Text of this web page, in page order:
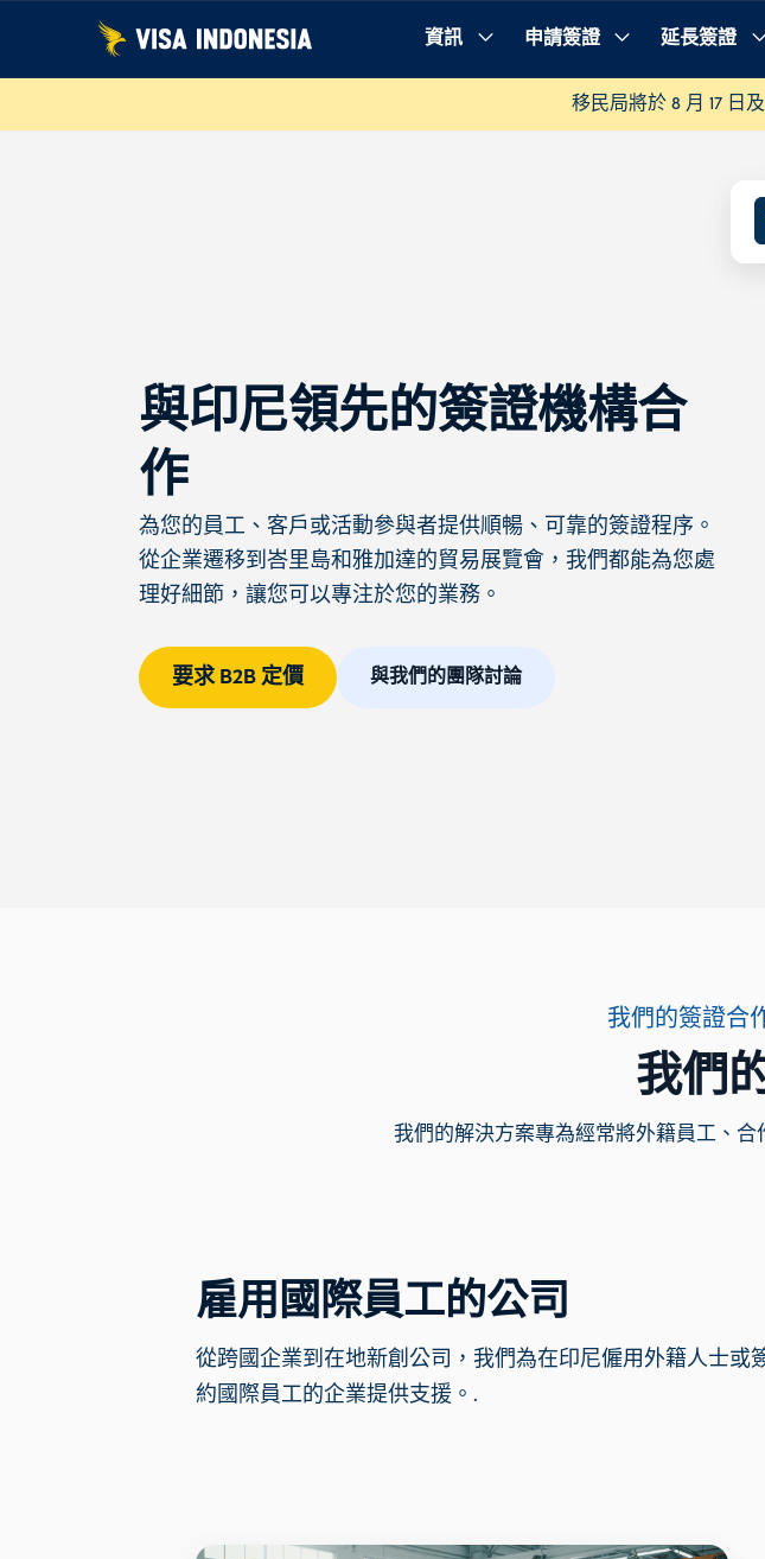
內
資訊 申請簽證 延長簽證
移民局將於 8 月 17 日
與印尼領先的簽證機構合
作
為您的員工、客戶或活動參與者提供順暢、可靠的簽證程序。
從企業遷移到峇里島和雅加達的貿易展覽會，我們都能為您處
理好細節，讓您可以專注於您的業務。
要求 B2B 定價 與我們的團隊討論
我們的簽證合
我們
我們的解決方案專為經常將外籍員工、
雇用國際員工的公司
從跨國企業到在地新創公司，我們為在印尼僱用外籍人士或
約國際員工的企業提供支援。.